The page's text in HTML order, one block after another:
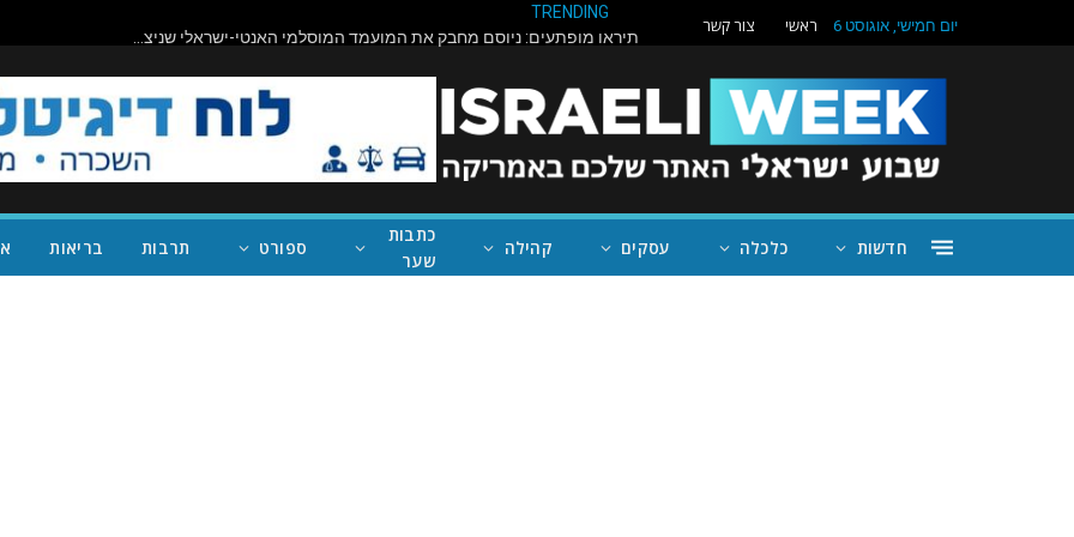
יום חמישי, אוגוסט 6 ראשי צור קשר
TRENDING
תיראו מופתעים: ניוסם מחבק את המועמד המוסלמי האנטי-ישראלי שניצח במישיגן; ככה נעצור את טראמפ
חדשות כלכלה עסקים קהילה
כתבות
שער
ספורט תרבות בריאות